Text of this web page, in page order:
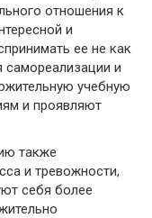
отношения к
и
ее не как
и
учебную
и проявляют
также
и тревожности,
себя более